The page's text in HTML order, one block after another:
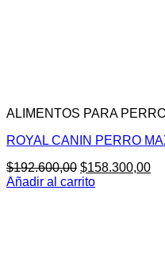
ALIMENTOS PARA
ROYAL CANIN PERRO
$192.600,00 El
precio
$158.300,00El
Añadir al carrito